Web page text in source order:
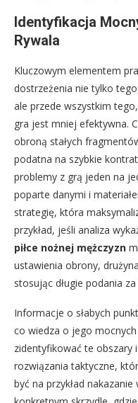
Identyfikacja
Rywala
Kluczowym elementem
dostrzeżenia nie tylko
ale przede wszystkim
gra jest mniej efektywna.
obroną stałych
podatna na szybkie
problemy z grą jeden na
poparte danymi i
strategię, która
przykład, jeśli analiza
piłce nożnej mężczyzn
ustawienia obrony,
stosując długie podania
Informacje o słabych
co wiedza o jego
zidentyfikować te obszary
rozwiązania taktyczne,
być na przykład